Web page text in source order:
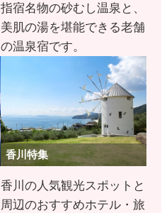
指宿名物の砂むし温泉と、
美肌の湯を堪能できる老舗
の温泉宿です。
香川特集
香川の人気観光スポットと
周辺のおすすめホテル・旅